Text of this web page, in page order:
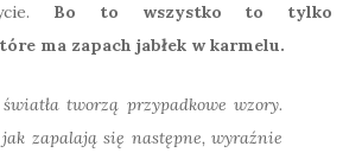
Bo to wszystko to tylko
ma zapach jabłek w karmelu.
tworzą przypadkowe wzory.
zapalają się następne, wyraźnie